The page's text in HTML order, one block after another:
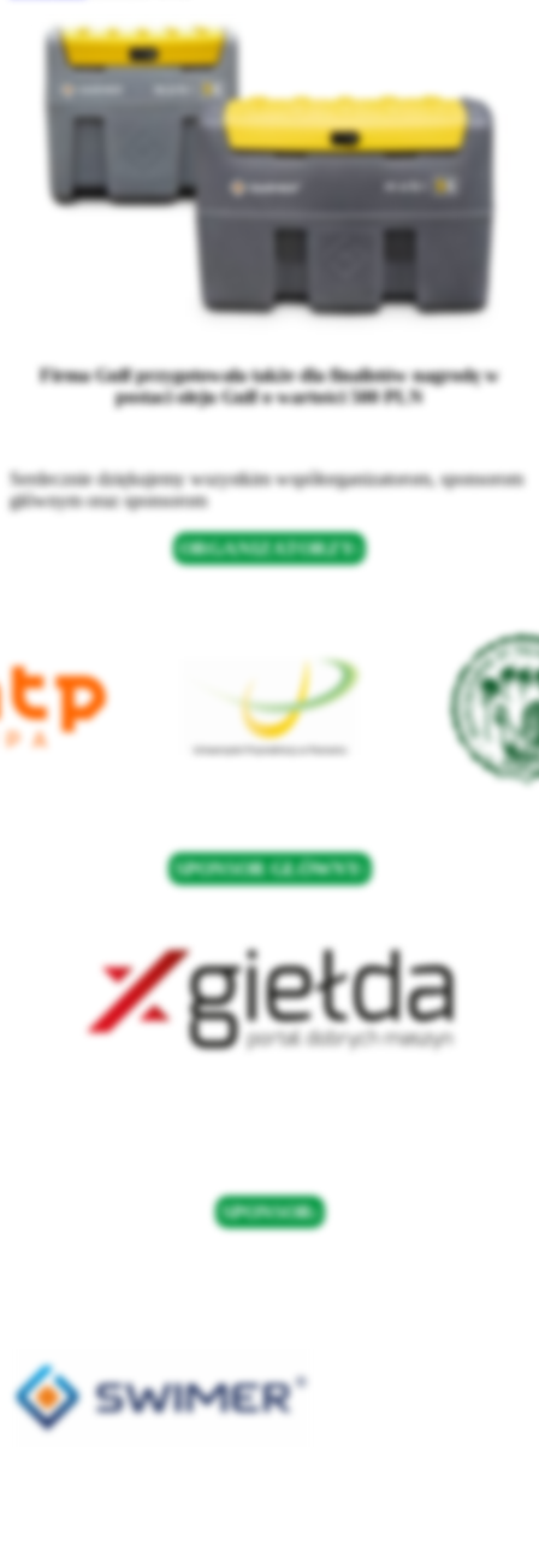
Firma Gulf przygotowała także dla finalistów nagrodę w
postaci oleju Gulf o wartości 500 PLN
Serdecznie dziękujemy wszystkim współorganizatorom, sponsorom
głównym oraz sponsorom
ORGANIZATORZY:
SPONSOR GŁÓWNY:
SPONSOR: